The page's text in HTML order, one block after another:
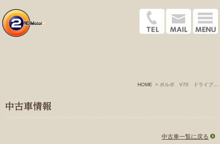
HOME
中古車情報
中古車一覧に戻る